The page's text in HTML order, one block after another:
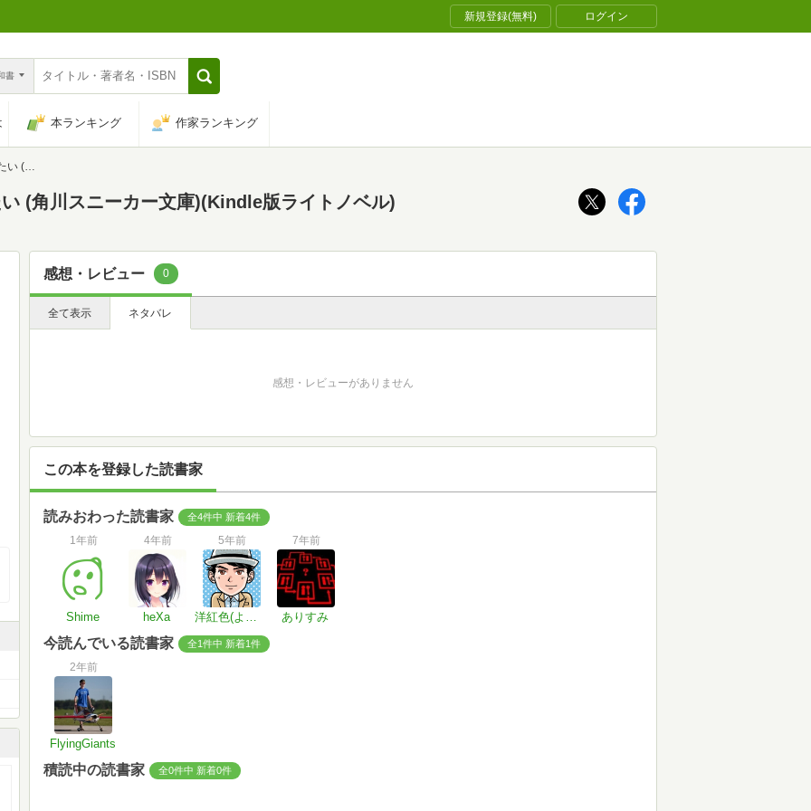
新規登録(無料) ログイン
書
本ランキング 作家ランキング
文庫)
(角川スニーカー文庫)(Kindle版ライトノベル)
感想・レビュー 0
全て表示 ネタバレ
感想・レビューがありません
この本を登録した読書家
読みおわった読書家 全4件中 新着4件
1年前
Shime
4年前
heXa
5年前
洋紅色(ようこうしょく)
7年前
ありすみ
今読んでいる読書家 全1件中 新着1件
2年前
FlyingGiants
積読中の読書家 全0件中 新着0件